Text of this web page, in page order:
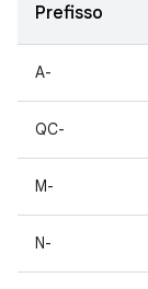
Prefisso
A-
QC-
M-
N-